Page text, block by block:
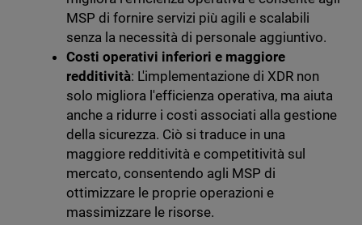
MSP di fornire servizi più agili e scalabili
senza la necessità di personale aggiuntivo.
Costi operativi inferiori e maggiore
redditività: L'implementazione di XDR non
solo migliora l'efficienza operativa, ma aiuta
anche a ridurre i costi associati alla gestione
della sicurezza. Ciò si traduce in una
maggiore redditività e competitività sul
mercato, consentendo agli MSP di
ottimizzare le proprie operazioni e
massimizzare le risorse.